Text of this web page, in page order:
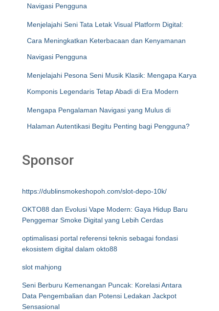
Navigasi Pengguna
Menjelajahi Seni Tata Letak Visual Platform Digital:
Cara Meningkatkan Keterbacaan dan Kenyamanan
Navigasi Pengguna
Menjelajahi Pesona Seni Musik Klasik: Mengapa Karya
Komponis Legendaris Tetap Abadi di Era Modern
Mengapa Pengalaman Navigasi yang Mulus di
Halaman Autentikasi Begitu Penting bagi Pengguna?
Sponsor
https://dublinsmokeshopoh.com/slot-depo-10k/
OKTO88 dan Evolusi Vape Modern: Gaya Hidup Baru
Penggemar Smoke Digital yang Lebih Cerdas
optimalisasi portal referensi teknis sebagai fondasi
ekosistem digital dalam okto88
slot mahjong
Seni Berburu Kemenangan Puncak: Korelasi Antara
Data Pengembalian dan Potensi Ledakan Jackpot
Sensasional